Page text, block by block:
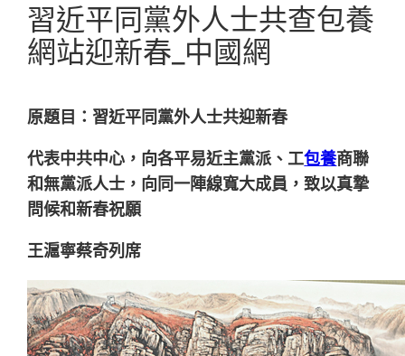
習近平同黨外人士共查包養
網站迎新春_中國網
原題目： 習近平同黨外人士共迎新春
代表中共中心，向各平易近主黨派、工包養商聯
和無黨派人士，向同一陣線寬大成員，致以真摯
問候和新春祝願
王滬寧蔡奇列席